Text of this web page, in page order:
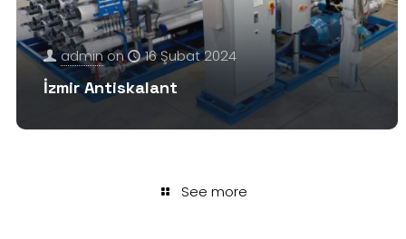
adminon 16 Şubat 2024
İzmir Antiskalant
See more